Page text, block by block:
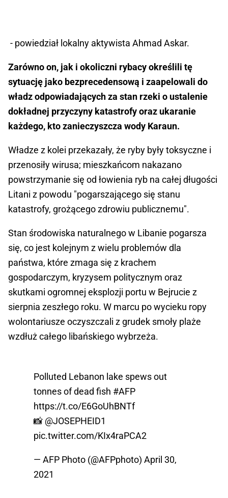
- powiedział lokalny aktywista Ahmad Askar.
Zarówno on, jak i okoliczni rybacy określili tę
sytuację jako bezprecedensową i zaapelowali do
władz odpowiadających za stan rzeki o ustalenie
dokładnej przyczyny katastrofy oraz ukaranie
każdego, kto zanieczyszcza wody Karaun.
Władze z kolei przekazały, że ryby były toksyczne i
przenosiły wirusa; mieszkańcom nakazano
powstrzymanie się od łowienia ryb na całej długości
Litani z powodu "pogarszającego się stanu
katastrofy, grożącego zdrowiu publicznemu".
Stan środowiska naturalnego w Libanie pogarsza
się, co jest kolejnym z wielu problemów dla
państwa, które zmaga się z krachem
gospodarczym, kryzysem politycznym oraz
skutkami ogromnej eksplozji portu w Bejrucie z
sierpnia zeszłego roku. W marcu po wycieku ropy
wolontariusze oczyszczali z grudek smoły plaże
wzdłuż całego libańskiego wybrzeża.
Polluted Lebanon lake spews out
tonnes of dead fish #AFP
https://t.co/E6GoUhBNTf
📸 @JOSEPHEID1
pic.twitter.com/KIx4raPCA2
— AFP Photo (@AFPphoto) April 30,
2021